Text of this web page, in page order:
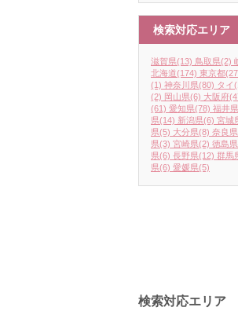
検索対応エリア
滋賀県(13) 鳥取県(2)
北海道(174) 東京都
(1) 神奈川県(80) タイ
(2) 岡山県(6) 大阪府
(61) 愛知県(78) 福井県
県(14) 新潟県(6) 宮城
県(5) 大分県(8) 奈良県
県(3) 宮崎県(2) 徳島県
県(6) 長野県(12) 群馬
県(6) 愛媛県(5)
検索対応エリア